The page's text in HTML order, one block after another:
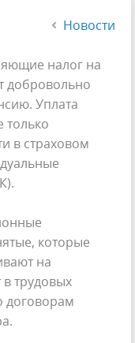
Новости
налог на
добровольно
Уплата
только
в страховом
которые
на
трудовых
договорам